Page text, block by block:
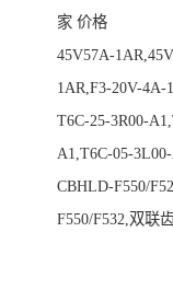
家 价格
45V57A-
1AR,F3-20V-
T6C-25-3R00-
A1,T6C-05-
CBHLD-F550/
F550/F532,双联